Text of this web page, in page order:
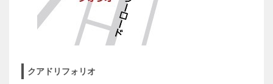
クアドリフォリオ